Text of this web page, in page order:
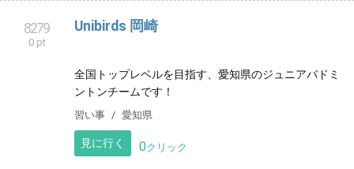
8279
0 pt
Unibirds 岡崎
全国トップレベルを目指す、愛知県のジュニアバドミ